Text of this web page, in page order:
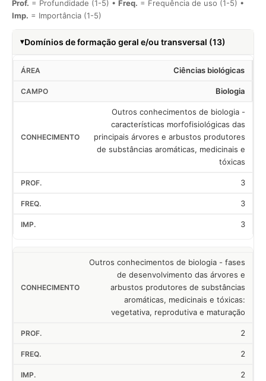
Prof. = Profundidade (1-5) • Freq. = Frequência de uso (1-5) •
Imp. = Importância (1-5)
Domínios de formação geral e/ou transversal (13)
Ciências biológicas
Biologia
Outros conhecimentos de biologia -
características morfofisiológicas das
principais árvores e arbustos produtores
de substâncias aromáticas, medicinais e
tóxicas
3
3
3
Outros conhecimentos de biologia - fases
de desenvolvimento das árvores e
arbustos produtores de substâncias
aromáticas, medicinais e tóxicas:
vegetativa, reprodutiva e maturação
2
2
2